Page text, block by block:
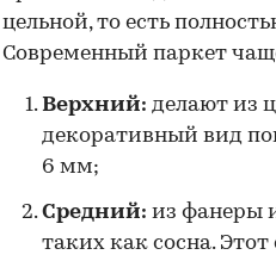
цельной, то есть
Современный паркет
Верхний: делают из
декоративный вид
6 мм;
Средний: из фанеры
таких как сосна.